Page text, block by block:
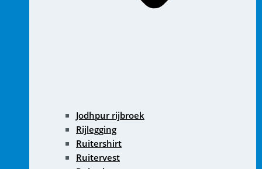
Jodhpur rijbroek
Rijlegging
Ruitershirt
Ruitervest